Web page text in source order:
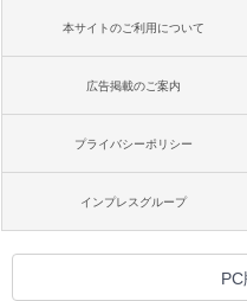
本サイトのご利用について
広告掲載のご案内
プライバシーポリシー
インプレスグループ
PC